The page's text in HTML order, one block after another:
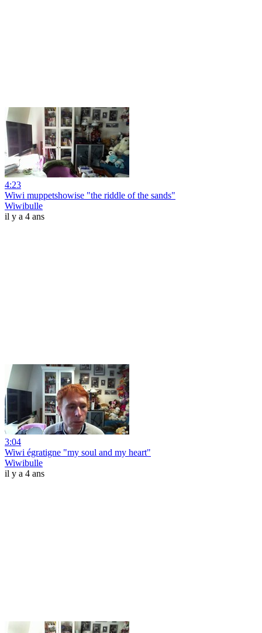
4:23
Wiwi muppetshowise "the riddle of the sands"
Wiwibulle
il y a 4 ans
3:04
Wiwi égratigne "my soul and my heart"
Wiwibulle
il y a 4 ans